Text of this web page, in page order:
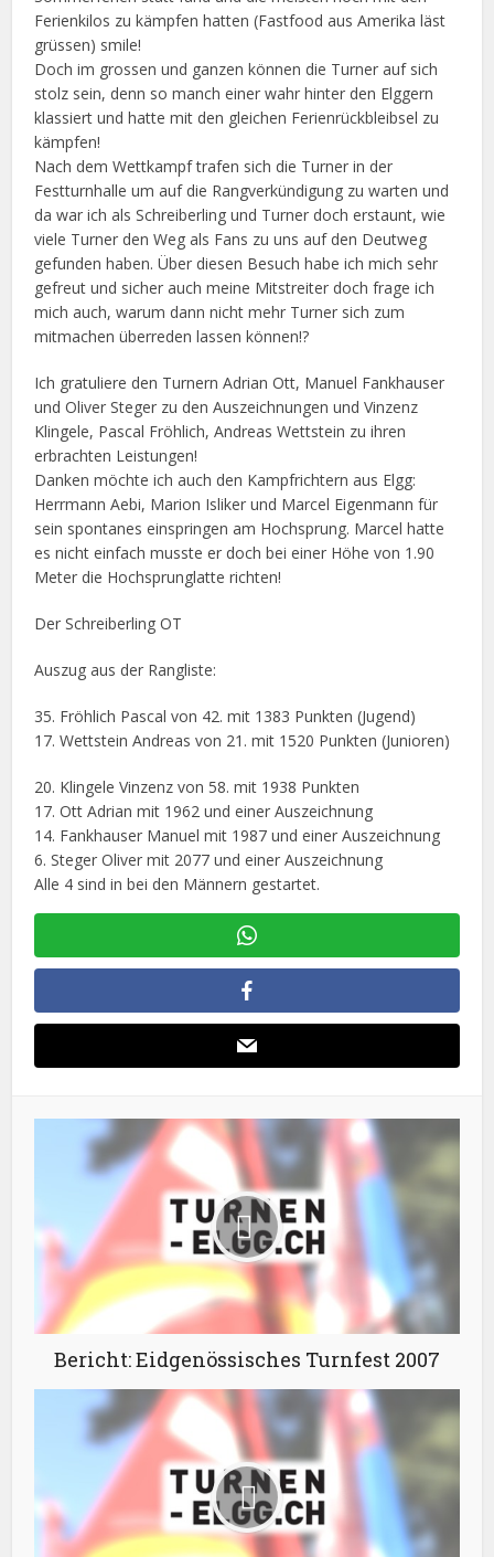
Ferienkilos zu kämpfen hatten (Fastfood aus Amerika läst
grüssen) smile!
Doch im grossen und ganzen können die Turner auf sich
stolz sein, denn so manch einer wahr hinter den Elggern
klassiert und hatte mit den gleichen Ferienrückbleibsel zu
kämpfen!
Nach dem Wettkampf trafen sich die Turner in der
Festturnhalle um auf die Rangverkündigung zu warten und
da war ich als Schreiberling und Turner doch erstaunt, wie
viele Turner den Weg als Fans zu uns auf den Deutweg
gefunden haben. Über diesen Besuch habe ich mich sehr
gefreut und sicher auch meine Mitstreiter doch frage ich
mich auch, warum dann nicht mehr Turner sich zum
mitmachen überreden lassen können!?
Ich gratuliere den Turnern Adrian Ott, Manuel Fankhauser
und Oliver Steger zu den Auszeichnungen und Vinzenz
Klingele, Pascal Fröhlich, Andreas Wettstein zu ihren
erbrachten Leistungen!
Danken möchte ich auch den Kampfrichtern aus Elgg:
Herrmann Aebi, Marion Isliker und Marcel Eigenmann für
sein spontanes einspringen am Hochsprung. Marcel hatte
es nicht einfach musste er doch bei einer Höhe von 1.90
Meter die Hochsprunglatte richten!
Der Schreiberling OT
Auszug aus der Rangliste:
35. Fröhlich Pascal von 42. mit 1383 Punkten (Jugend)
17. Wettstein Andreas von 21. mit 1520 Punkten (Junioren)
20. Klingele Vinzenz von 58. mit 1938 Punkten
17. Ott Adrian mit 1962 und einer Auszeichnung
14. Fankhauser Manuel mit 1987 und einer Auszeichnung
6. Steger Oliver mit 2077 und einer Auszeichnung
Alle 4 sind in bei den Männern gestartet.
Bericht: Eidgenössisches Turnfest 2007